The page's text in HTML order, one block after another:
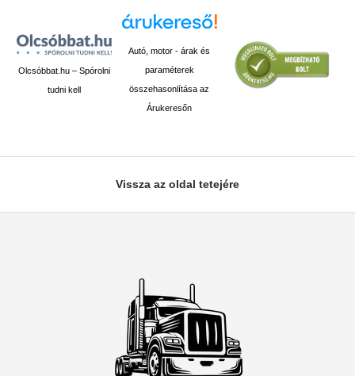
Olcsóbbat.hu – Spórolni
tudni kell
Autó, motor - árak és
paraméterek
összehasonlítása az
Árukeresőn
Vissza az oldal tetejére